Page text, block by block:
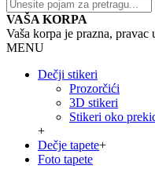
VAŠA KORPA
Vaša korpa je prazna,
MENU
Dečji stikeri
Prozorčići
3D stikeri
Stikeri oko
+
Dečje tapete+
Foto tapete